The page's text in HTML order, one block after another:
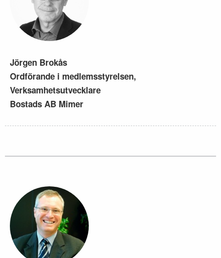
Jörgen Brokås
Ordförande i medlemsstyrelsen,
Verksamhetsutvecklare
Bostads AB Mimer